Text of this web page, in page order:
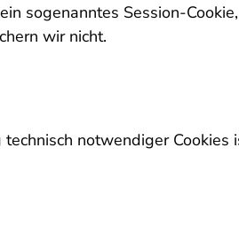
ein sogenanntes Session-
wir nicht.
notwendiger